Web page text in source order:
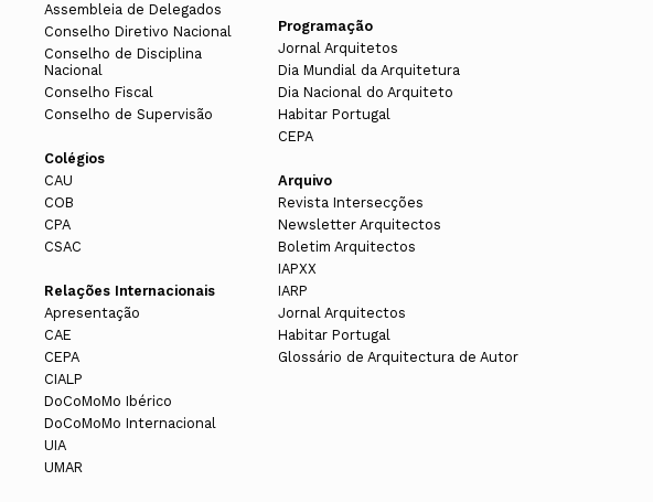
Assembleia de Delegados
Conselho Diretivo Nacional
Conselho de Disciplina
Nacional
Conselho Fiscal
Conselho de Supervisão
Colégios
CAU
COB
CPA
CSAC
Relações Internacionais
Apresentação
CAE
CEPA
CIALP
DoCoMoMo Ibérico
DoCoMoMo Internacional
UIA
UMAR
Programação
Jornal Arquitetos
Dia Mundial da Arquitetura
Dia Nacional do Arquiteto
Habitar Portugal
CEPA
Arquivo
Revista Intersecções
Newsletter Arquitectos
Boletim Arquitectos
IAPXX
IARP
Jornal Arquitectos
Habitar Portugal
Glossário de Arquitectura de Autor